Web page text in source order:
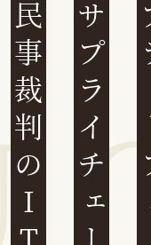
民事裁判のIT化サプライチェーンプ